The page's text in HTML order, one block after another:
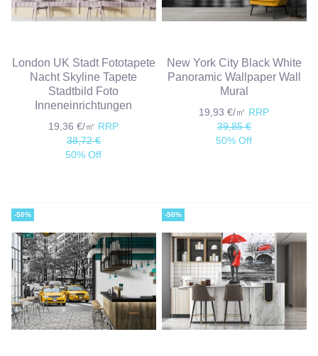
London UK Stadt Fototapete
Nacht Skyline Tapete
Stadtbild Foto
Inneneinrichtungen
19,36 €/㎡ RRP
38,72 €
50% Off
New York City Black White
Panoramic Wallpaper Wall
Mural
19,93 €/㎡ RRP
39,85 €
50% Off
-50% -50%